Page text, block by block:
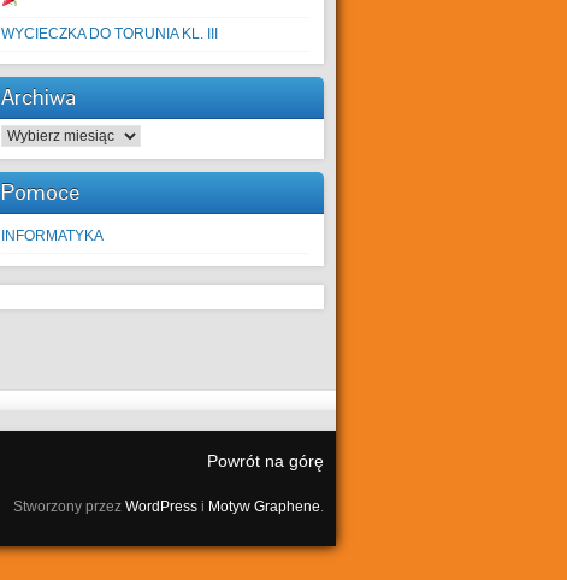
WYCIECZKA DO TORUNIA KL. III
Archiwa
Archiwa
Pomoce
INFORMATYKA
Powrót na górę
Stworzony przez WordPress i Motyw Graphene